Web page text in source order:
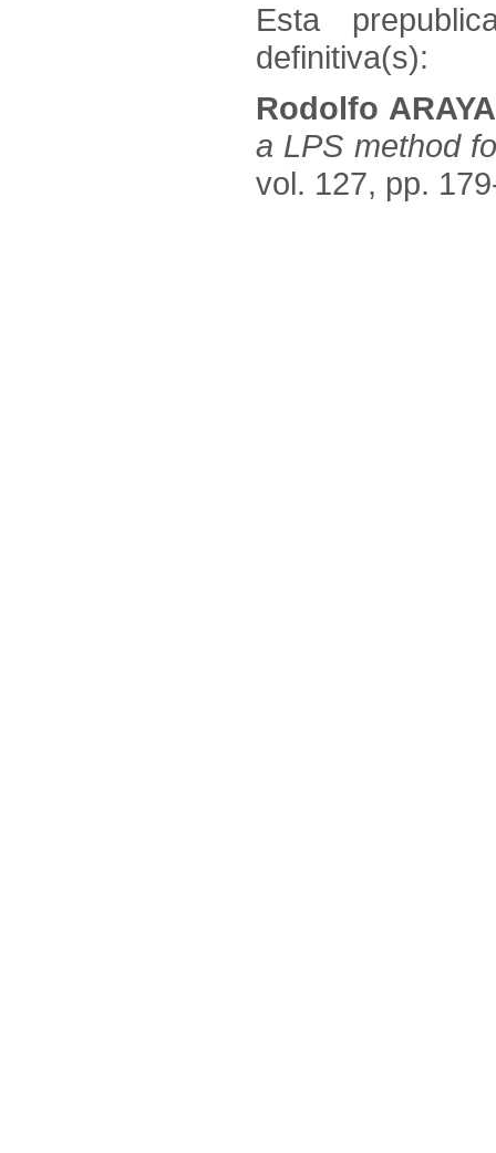
Esta
definitiva(s):
Rodolfo
a LPS method
vol. 127, pp.